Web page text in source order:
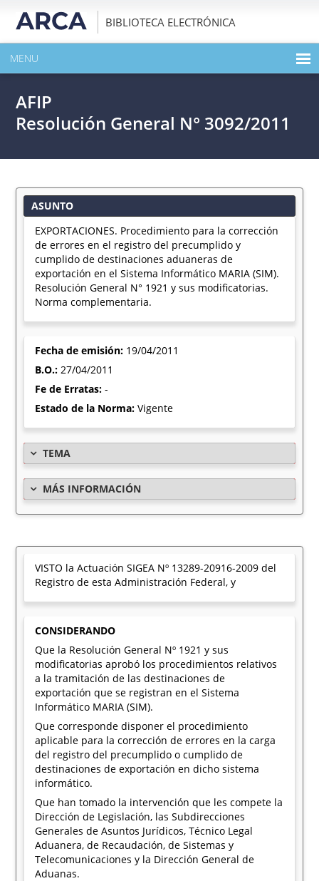
BIBLIOTECA ELECTRÓNICA
MENU
EXPANDIR TODO EL CONTENIDO DE LA PUBLICACIÓN
AFIP
Resolución General N° 3092/2011
ASUNTO
EXPORTACIONES. Procedimiento para la corrección
de errores en el registro del precumplido y
cumplido de destinaciones aduaneras de
exportación en el Sistema Informático MARIA (SIM).
Resolución General N° 1921 y sus modificatorias.
Norma complementaria.
Fecha de emisión: 19/04/2011
B.O.:27/04/2011
Fe de Erratas:-
Estado de la Norma:Vigente
TEMA
MÁS INFORMACIÓN
VISTO la Actuación SIGEA Nº 13289-20916-2009 del
Registro de esta Administración Federal, y
CONSIDERANDO
Que la Resolución General Nº 1921 y sus
modificatorias aprobó los procedimientos relativos
a la tramitación de las destinaciones de
exportación que se registran en el Sistema
Informático MARIA (SIM).
Que corresponde disponer el procedimiento
aplicable para la corrección de errores en la carga
del registro del precumplido o cumplido de
destinaciones de exportación en dicho sistema
informático.
Que han tomado la intervención que les compete la
Dirección de Legislación, las Subdirecciones
Generales de Asuntos Jurídicos, Técnico Legal
Aduanera, de Recaudación, de Sistemas y
Telecomunicaciones y la Dirección General de
Aduanas.